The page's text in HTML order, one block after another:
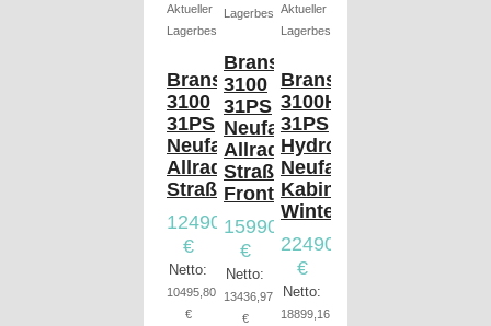
Aktueller
Lagerbestand
Branson
3100
31PS
Neufahrzeug,
Allrad,
Straßenzulassung
12490,00
€
Netto:
10495,80
€
Lagerbestand
Branson
3100
31PS
Neufahrzeug,
Allrad,
Straßenzulassung,
Frontlader
15990,00
€
Netto:
13436,97
€
Aktueller
Lagerbestand
Branson
3100H
31PS
Hydrostat,
Neufahrzeug,
Kabine,
Winterdienst
22490,00
€
Netto:
18899,16